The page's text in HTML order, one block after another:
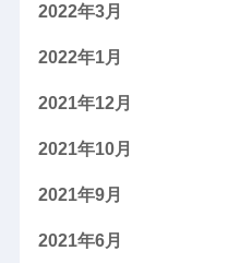
2022年3月
2022年1月
2021年12月
2021年10月
2021年9月
2021年6月